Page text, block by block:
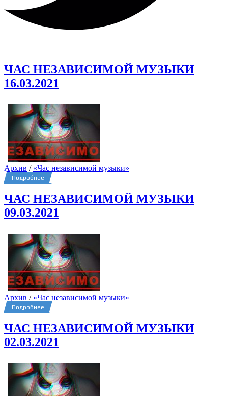
ЧАС НЕЗАВИСИМОЙ МУЗЫКИ
16.03.2021
Архив / «Час независимой музыки»
Подробнее
ЧАС НЕЗАВИСИМОЙ МУЗЫКИ
09.03.2021
Архив / «Час независимой музыки»
Подробнее
ЧАС НЕЗАВИСИМОЙ МУЗЫКИ
02.03.2021